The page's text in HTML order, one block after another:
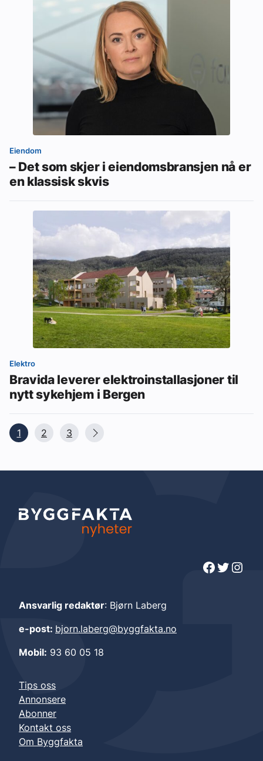
Eiendom
– Det som skjer i eiendomsbransjen nå er
en klassisk skvis
Elektro
Bravida leverer elektroinstallasjoner til
nytt sykehjem i Bergen
1 2 3
Facebook Twitter Instagram
Ansvarlig redaktør: Bjørn Laberg
e-post: bjorn.laberg@byggfakta.no
Mobil: 93 60 05 18
Tips oss
Annonsere
Abonner
Kontakt oss
Om Byggfakta